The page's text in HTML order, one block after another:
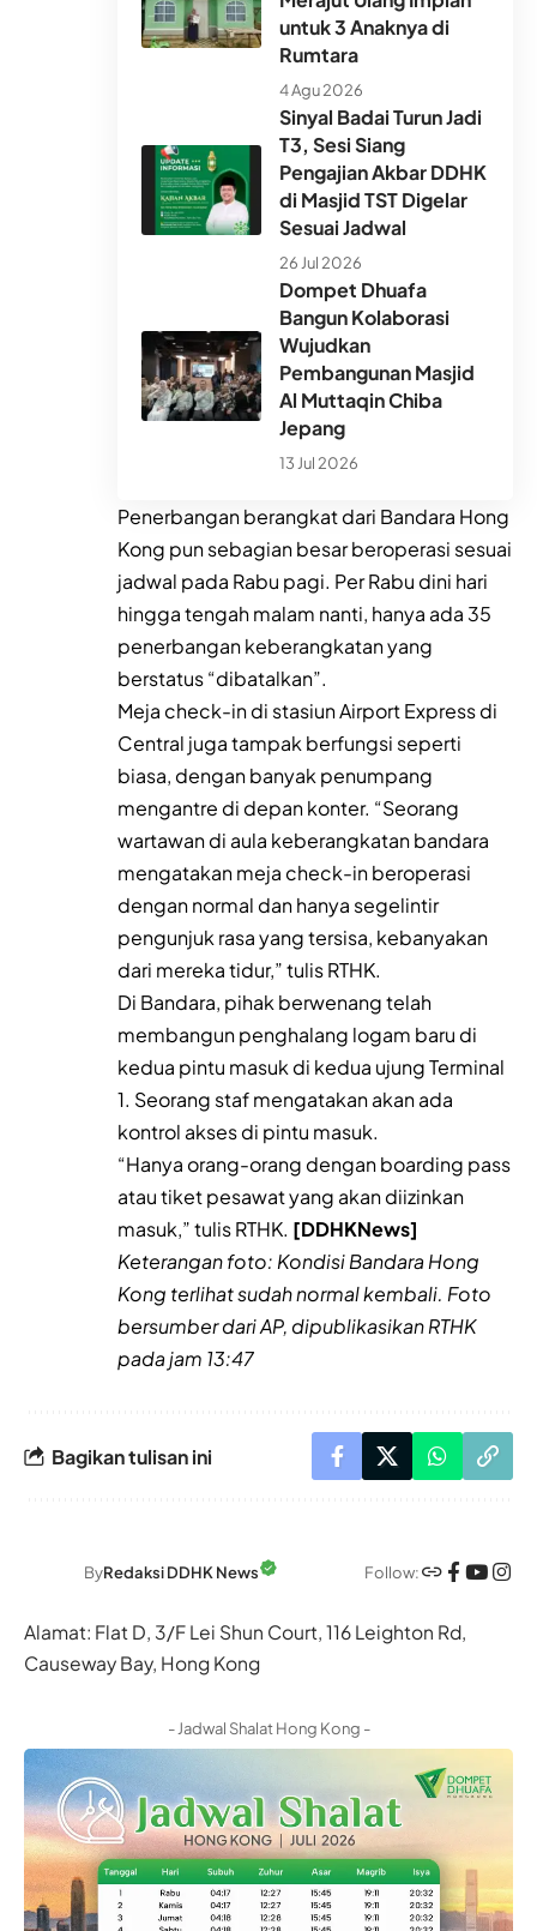
untuk 3 Anaknya di
Rumtara
4 Agu 2026
Sinyal Badai Turun Jadi
T3, Sesi Siang
Pengajian Akbar DDHK
di Masjid TST Digelar
Sesuai Jadwal
26 Jul 2026
Dompet Dhuafa
Bangun Kolaborasi
Wujudkan
Pembangunan Masjid
Al Muttaqin Chiba
Jepang
13 Jul 2026
Penerbangan berangkat dari Bandara Hong
Kong pun sebagian besar beroperasi sesuai
jadwal pada Rabu pagi. Per Rabu dini hari
hingga tengah malam nanti, hanya ada 35
penerbangan keberangkatan yang
berstatus “dibatalkan”.
Meja check-in di stasiun Airport Express di
Central juga tampak berfungsi seperti
biasa, dengan banyak penumpang
mengantre di depan konter. “Seorang
wartawan di aula keberangkatan bandara
mengatakan meja check-in beroperasi
dengan normal dan hanya segelintir
pengunjuk rasa yang tersisa, kebanyakan
dari mereka tidur,” tulis RTHK.
Di Bandara, pihak berwenang telah
membangun penghalang logam baru di
kedua pintu masuk di kedua ujung Terminal
1. Seorang staf mengatakan akan ada
kontrol akses di pintu masuk.
“Hanya orang-orang dengan boarding pass
atau tiket pesawat yang akan diizinkan
masuk,” tulis RTHK. [DDHKNews]
Keterangan foto: Kondisi Bandara Hong
Kong terlihat sudah normal kembali. Foto
bersumber dari AP, dipublikasikan RTHK
pada jam 13:47
Bagikan tulisan ini
ByRedaksi DDHK News Follow:
Alamat: Flat D, 3/F Lei Shun Court, 116 Leighton Rd,
Causeway Bay, Hong Kong
- Jadwal Shalat Hong Kong -